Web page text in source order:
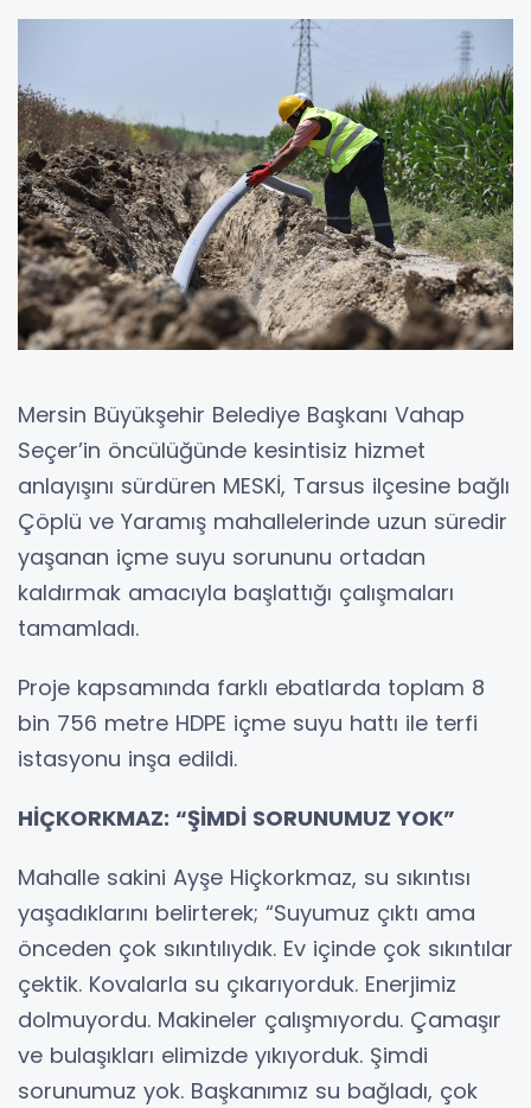
Mersin Büyükşehir Belediye Başkanı Vahap
Seçer’in öncülüğünde kesintisiz hizmet
anlayışını sürdüren MESKİ, Tarsus ilçesine bağlı
Çöplü ve Yaramış mahallelerinde uzun süredir
yaşanan içme suyu sorununu ortadan
kaldırmak amacıyla başlattığı çalışmaları
tamamladı.
Proje kapsamında farklı ebatlarda toplam 8
bin 756 metre HDPE içme suyu hattı ile terfi
istasyonu inşa edildi.
HİÇKORKMAZ: “ŞİMDİ SORUNUMUZ YOK”
Mahalle sakini Ayşe Hiçkorkmaz, su sıkıntısı
yaşadıklarını belirterek; “Suyumuz çıktı ama
önceden çok sıkıntılıydık. Ev içinde çok sıkıntılar
çektik. Kovalarla su çıkarıyorduk. Enerjimiz
dolmuyordu. Makineler çalışmıyordu. Çamaşır
ve bulaşıkları elimizde yıkıyorduk. Şimdi
sorunumuz yok. Başkanımız su bağladı, çok